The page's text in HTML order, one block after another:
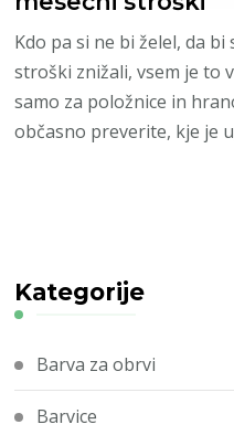
Kdo pa si ne bi želel, da
stroški znižali, vsem je to
samo za položnice in
občasno preverite, kje je
Kategorije
Barva za obrvi
Barvice